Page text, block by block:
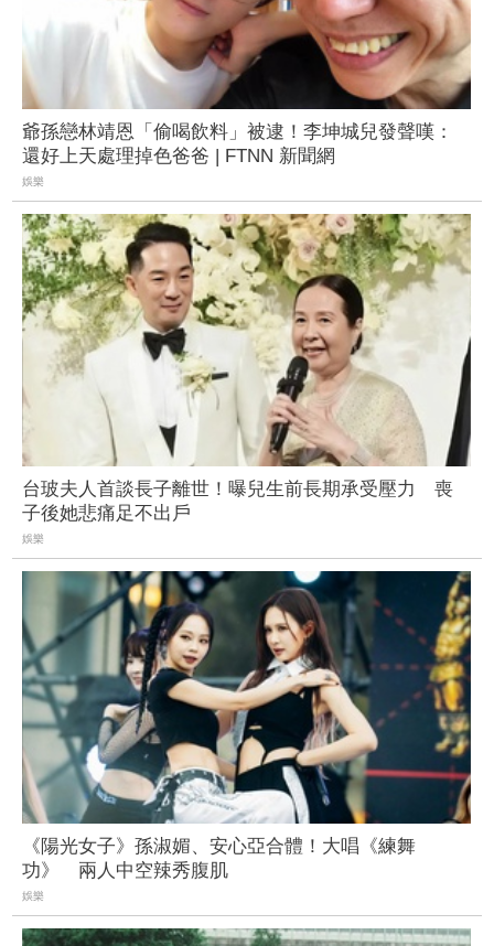
爺孫戀林靖恩「偷喝飲料」被逮！李坤城兒發聲嘆：
還好上天處理掉色爸爸 | FTNN 新聞網
娛樂
台玻夫人首談長子離世！曝兒生前長期承受壓力 喪
子後她悲痛足不出戶
娛樂
《陽光女子》孫淑媚、安心亞合體！大唱《練舞
功》 兩人中空辣秀腹肌
娛樂